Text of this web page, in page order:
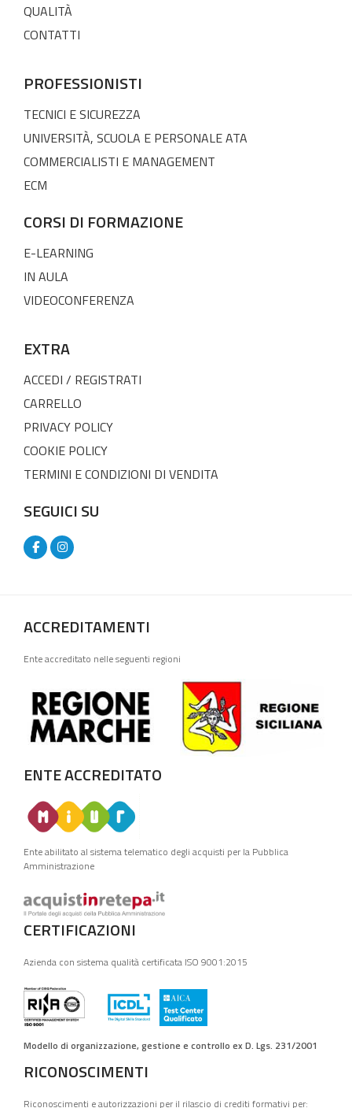
QUALITÀ
CONTATTI
PROFESSIONISTI
TECNICI E SICUREZZA
UNIVERSITÀ, SCUOLA E PERSONALE ATA
COMMERCIALISTI E MANAGEMENT
ECM
CORSI DI FORMAZIONE
E-LEARNING
IN AULA
VIDEOCONFERENZA
EXTRA
ACCEDI / REGISTRATI
CARRELLO
PRIVACY POLICY
COOKIE POLICY
TERMINI E CONDIZIONI DI VENDITA
SEGUICI SU
ACCREDITAMENTI
Ente accreditato nelle seguenti regioni
ENTE ACCREDITATO
Ente abilitato al sistema telematico degli acquisti per la Pubblica
Amministrazione
CERTIFICAZIONI
Azienda con sistema qualità certificata ISO 9001:2015
Modello di organizzazione, gestione e controllo ex D. Lgs. 231/2001
RICONOSCIMENTI
Riconoscimenti e autorizzazioni per il rilascio di crediti formativi per: